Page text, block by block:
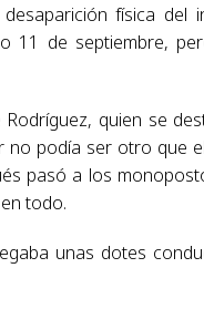
física del
11 de septiembre,
quien se
podía ser otro que
pasó a los
todo.
unas dotes